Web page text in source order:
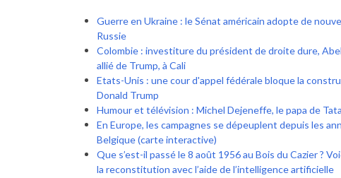
Guerre en Ukraine : le Sénat américain adopte de
Russie
Colombie : investiture du président de droite dure,
allié de Trump, à Cali
Etats-Unis : une cour d'appel fédérale bloque la
Donald Trump
Humour et télévision : Michel Dejeneffe, le papa de
En Europe, les campagnes se dépeuplent depuis les
Belgique (carte interactive)
Que s’est-il passé le 8 août 1956 au Bois du Cazier ?
la reconstitution avec l’aide de l’intelligence artificielle